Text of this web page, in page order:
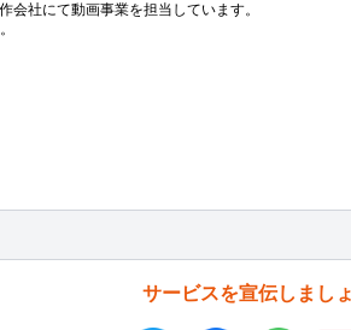
会社にて動画事業を担当しています。
サービスを宣伝しまし